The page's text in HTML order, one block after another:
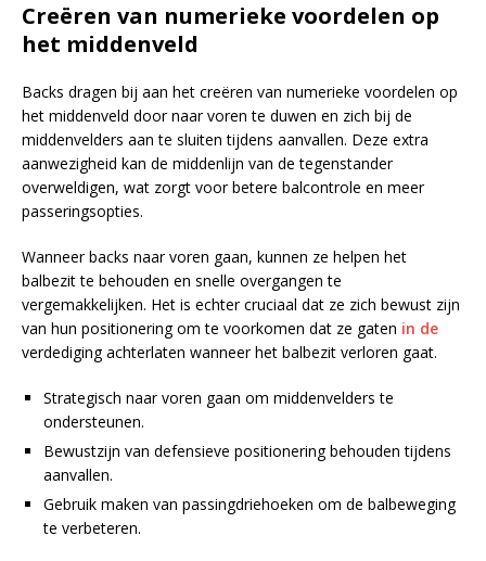
Creëren van numerieke voordelen op
het middenveld
Backs dragen bij aan het creëren van numerieke voordelen op
het middenveld door naar voren te duwen en zich bij de
middenvelders aan te sluiten tijdens aanvallen. Deze extra
aanwezigheid kan de middenlijn van de tegenstander
overweldigen, wat zorgt voor betere balcontrole en meer
passeringsopties.
Wanneer backs naar voren gaan, kunnen ze helpen het
balbezit te behouden en snelle overgangen te
vergemakkelijken. Het is echter cruciaal dat ze zich bewust zijn
van hun positionering om te voorkomen dat ze gaten in de
verdediging achterlaten wanneer het balbezit verloren gaat.
Strategisch naar voren gaan om middenvelders te
ondersteunen.
Bewustzijn van defensieve positionering behouden tijdens
aanvallen.
Gebruik maken van passingdriehoeken om de balbeweging
te verbeteren.